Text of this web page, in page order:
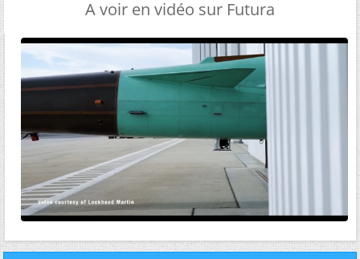
A voir en vidéo sur Futura